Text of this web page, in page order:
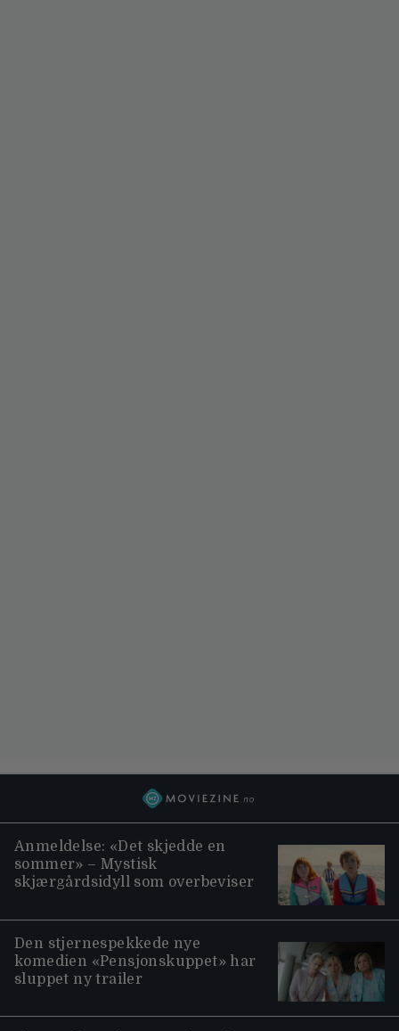
Anmeldelse: «Det skjedde en
sommer» – Mystisk
skjærgårdsidyll som overbeviser
Den stjernespekkede nye
komedien «Pensjonskuppet» har
sluppet ny trailer